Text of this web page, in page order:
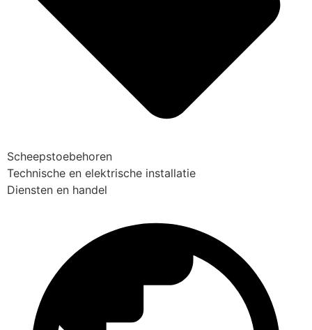
Scheepstoebehoren
Technische en elektrische installatie
Diensten en handel